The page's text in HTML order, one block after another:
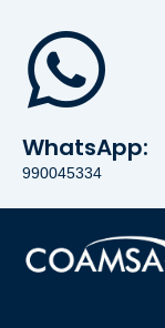
WhatsApp:
990045334